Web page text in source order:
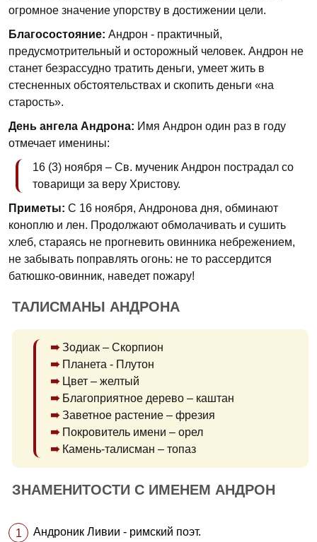
огромное значение упорству в достижении цели.
Благосостояние: Андрон - практичный,
предусмотрительный и осторожный человек. Андрон не
станет безрассудно тратить деньги, умеет жить в
стесненных обстоятельствах и скопить деньги «на
старость».
День ангела Андрона: Имя Андрон один раз в году
отмечает именины:
16 (3) ноября – Св. мученик Андрон пострадал со
товарищи за веру Христову.
Приметы: С 16 ноября, Андронова дня, обминают
коноплю и лен. Продолжают обмолачивать и сушить
хлеб, стараясь не прогневить овинника небрежением,
не забывать поправлять огонь: не то рассердится
батюшко-овинник, наведет пожару!
ТАЛИСМАНЫ АНДРОНА
Зодиак – Скорпион
Планета - Плутон
Цвет – желтый
Благоприятное дерево – каштан
Заветное растение – фрезия
Покровитель имени – орел
Камень-талисман – топаз
ЗНАМЕНИТОСТИ С ИМЕНЕМ АНДРОН
Андроник Ливии - римский поэт.